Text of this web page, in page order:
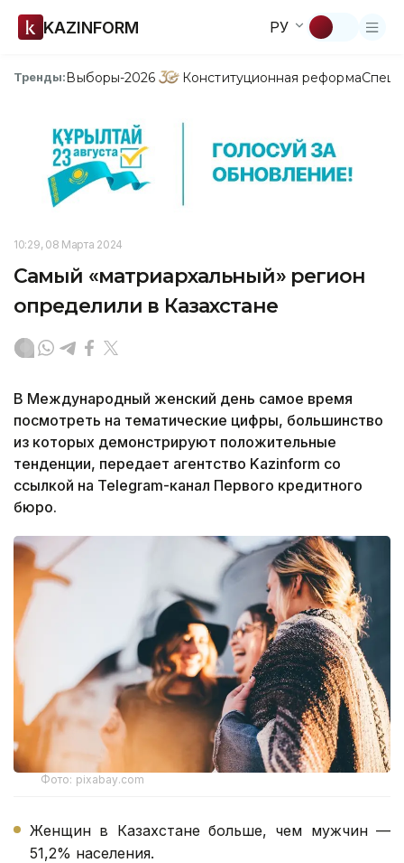
KAZINFORM РУ
Тренды:Выборы-2026 Конституционная реформа
10:29, 08 Марта 2024
Самый «матриархальный» регион
определили в Казахстане
В Международный женский день самое время
посмотреть на тематические цифры, большинство
из которых демонстрируют положительные
тенденции, передает агентство Kazinform со
ссылкой на Telegram-канал Первого кредитного
бюро.
Фото: pixabay.com
Женщин в Казахстане больше, чем мужчин —
51,2% населения.